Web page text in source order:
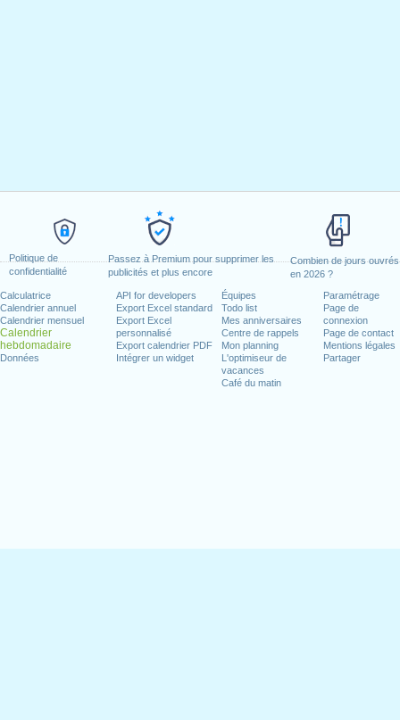
Politique de
confidentialité
Passez à Premium pour supprimer les
publicités et plus encore
Combien de jours ouvrés
en 2026 ?
Calculatrice
Calendrier annuel
Calendrier mensuel
Calendrier
hebdomadaire
Données
API for developers
Export Excel standard
Export Excel
personnalisé
Export calendrier PDF
Intégrer un widget
Équipes
Todo list
Mes anniversaires
Centre de rappels
Mon planning
L'optimiseur de
vacances
Café du matin
Paramétrage
Page de
connexion
Page de contact
Mentions légales
Partager